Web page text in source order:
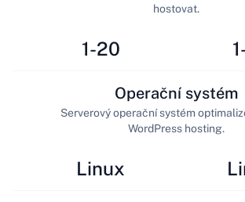
1-20
hostovat.
Linux
Operační systém
Serverový operační systém
WordPress hosting.